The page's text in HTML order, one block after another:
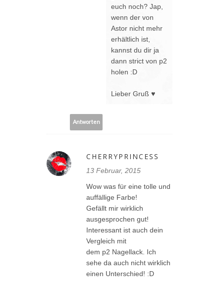
euch noch? Jap,
wenn der von
Astor nicht mehr
erhältlich ist,
kannst du dir ja
dann strict von p2
holen :D
Lieber Gruß ♥
Antworten
CHERRYPRINCESS
13 Februar, 2015
Wow was für eine tolle und
auffällige Farbe!
Gefällt mir wirklich
ausgesprochen gut!
Interessant ist auch dein
Vergleich mit
dem p2 Nagellack. Ich
sehe da auch nicht wirklich
einen Unterschied! :D